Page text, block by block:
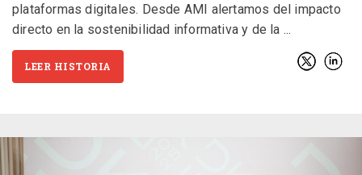
plataformas digitales. Desde AMI alertamos del impacto
directo en la sostenibilidad informativa y de la
LEER HISTORIA